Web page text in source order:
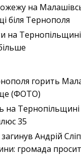
на
біля Тернополя
на
горить
(ФОТО)
на Тернопільщині
35
загинув Андрій
громада